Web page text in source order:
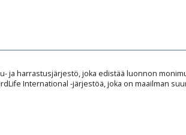
ja harrastusjärjestö, joka edistää luonnon
International -järjestöä, joka on maailman